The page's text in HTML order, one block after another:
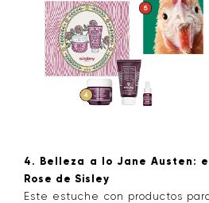
4. Belleza a lo Jane Austen:
Rose de Sisley
Este estuche con productos